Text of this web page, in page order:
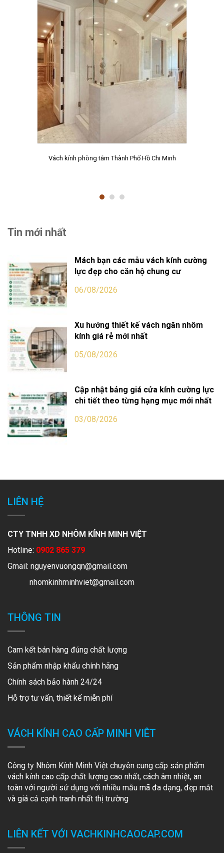
Vách kính phòng tắm Thành Phố Hồ Chi Minh
Tin mới nhất
Mách bạn các mẫu vách kính cường
lực đẹp cho căn hộ chung cư
06/08/2026
Xu hướng thiết kế vách ngăn nhôm
kính giá rẻ mới nhất
05/08/2026
Cập nhật bảng giá cửa kính cường lực
chi tiết theo từng hạng mục mới nhất
03/08/2026
LIÊN HỆ
CTY TNHH XD NHÔM KÍNH MINH VIỆT
Hotline: 0902 865 379
Gmail: nguyenvuongqn@gmail.com
nhomkinhminhviet@gmail.com
THÔNG TIN
Cam kết bán hàng đúng chất lượng
Sản phẩm nhập khẩu chính hãng
Chính sách bảo hành 24/24
Hỗ trợ tư vấn, thiết kế miễn phí
VÁCH KÍNH CAO CẤP MINH VIÊT
Công ty Nhôm Kính Minh Việt chuyên cung cấp sản phẩm
vách kính cao cấp chất lượng cao nhất, cách âm nhiệt, an
toàn với người sử dụng với nhiều mẫu mã đa dạng, đẹp mắt
và giá cả cạnh tranh nhất thị trường
LIÊN KẾT VỚI VACHKINHCAOCAP.COM